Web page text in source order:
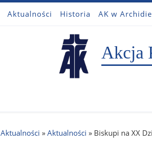
Aktualności Historia AK w
Akcja
Aktualności » Aktualności » Biskupi na XX